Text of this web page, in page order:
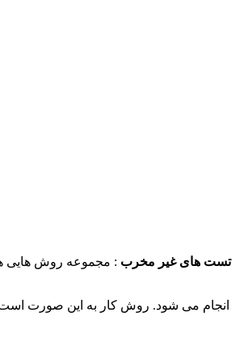
تست های غیر مخرب : مجموعه روش هایی